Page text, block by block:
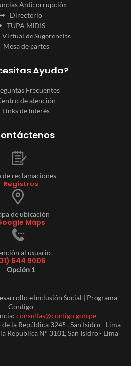
Anticorrupción
Directorio
TUPA MIDIS
Virtual de Sugerencias
Mesa de partes
Ayuda?
Frecuentes
de atención
Links de interés
de reclamaciones
Registros
de ubicación
Maps
al usuario
644 9006
Opción 1
e Inclusión Social | Programa
Contigo
consultas@contigo.gob.pe
de la República 3245 , San Isidro - Lima
Republica N° 3101, San Isidro - Lima